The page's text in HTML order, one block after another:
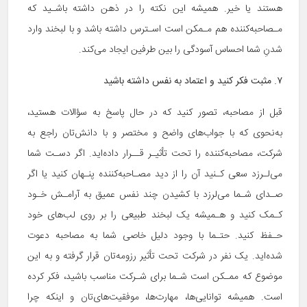
هستند یا خیر. همیشه این نکته را در ذهن داشته باشـید که
مـصاحبه‌کننده هم مـمکن است اسـترس داشته باشد و با لبخند وارد
شدنِ شما احساس آسودگی را بین طرفین ایجاد می‌کند.
۷. مثبت فکر کنید و اعتماد به نفس داشته باشید
قبل از مصاحبه، تصور کنید که در حال پاسخ به سؤالات هستید،
به‌نحوی که با جواب‌های واضح و مختصر و با دانش‌تان راجع به
شرکت، مصاحبه‌کننده را تحت تأثیـر قــرار داده‌اید. اگر دسـت شما
می‌لـرزد سعی کـنید آن را از دید مصـاحبه‌کننده پنـهان کنید یا اگر
صـدای شـما می‌لرزد با کشیدن چند نفس عمیق به آرامـش خـود
کـمک کنید و هـمیشه یک لبخند طبیعی را بر روی لب‌های خود
حـفظ کنید. حتـما با وجود دلیل خاصی شما به مصاحبه دعوت
شده‌اید. یک نفر در شرکت تحت تأثیر رزومه‌تان قرار گرفته و به این
موضوع که ممـکن است شـما برای شـرکت مناسب باشید، فکر کرده
است. همیشه توانایی‌ها، مهارت‌ها، موفقیت‌های‌تان و اینکه چرا